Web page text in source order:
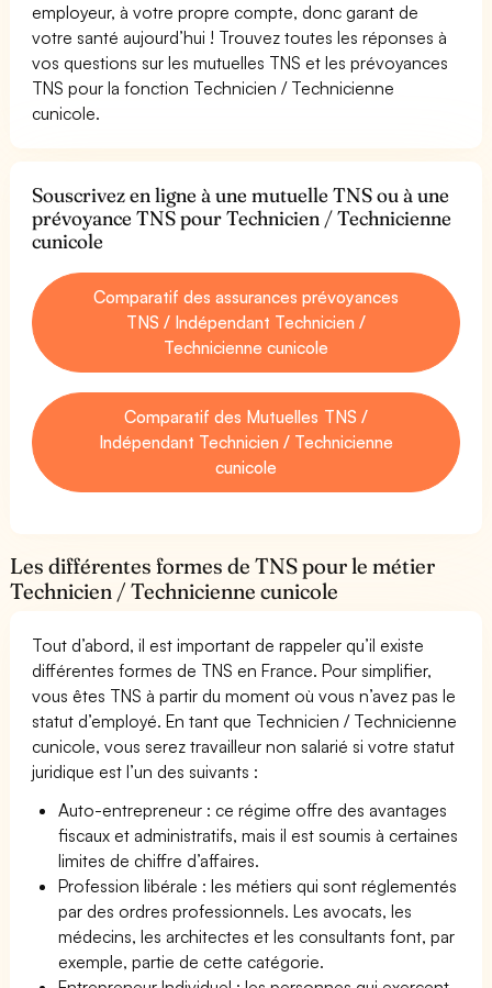
employeur, à votre propre compte, donc garant de
votre santé aujourd’hui ! Trouvez toutes les réponses à
vos questions sur les mutuelles TNS et les prévoyances
TNS pour la fonction Technicien / Technicienne
cunicole.
Souscrivez en ligne à une mutuelle TNS ou à une
prévoyance TNS pour Technicien / Technicienne
cunicole
Comparatif des assurances prévoyances
TNS / Indépendant Technicien /
Technicienne cunicole
Comparatif des Mutuelles TNS /
Indépendant Technicien / Technicienne
cunicole
Les différentes formes de TNS pour le métier
Technicien / Technicienne cunicole
Tout d’abord, il est important de rappeler qu’il existe
différentes formes de TNS en France. Pour simplifier,
vous êtes TNS à partir du moment où vous n’avez pas le
statut d’employé. En tant que Technicien / Technicienne
cunicole, vous serez travailleur non salarié si votre statut
juridique est l’un des suivants :
Auto-entrepreneur : ce régime offre des avantages
fiscaux et administratifs, mais il est soumis à certaines
limites de chiffre d’affaires.
Profession libérale : les métiers qui sont réglementés
par des ordres professionnels. Les avocats, les
médecins, les architectes et les consultants font, par
exemple, partie de cette catégorie.